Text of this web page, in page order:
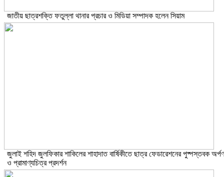
জাতীয় ছাত্রশক্তি ফতুল্লা থানার প্রচার ও মিডিয়া সম্পাদক হলেন সিয়াম
​জুলাই শহিদ জুলফিকার শাকিলের শাহাদাত বার্ষিকীতে ছাত্র ফেডারেশনের পুষ্পস্তবক অর্পণ
ও প্রামাণ্যচিত্র প্রদর্শন